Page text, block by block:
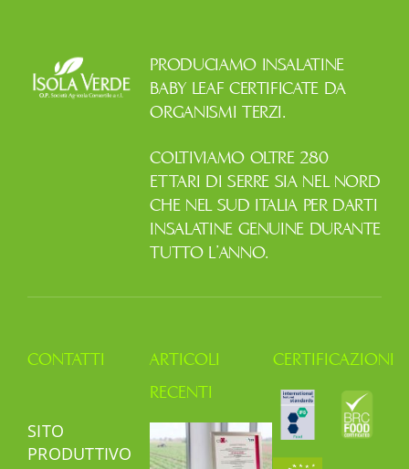
PRODUCIAMO INSALATINE
BABY LEAF CERTIFICATE DA
ORGANISMI TERZI.
COLTIVIAMO OLTRE 280
ETTARI DI SERRE SIA NEL NORD
CHE NEL SUD ITALIA PER DARTI
INSALATINE GENUINE DURANTE
TUTTO L’ANNO.
CONTATTI
SITO
PRODUTTIVO
ARTICOLI
RECENTI
CERTIFICAZIONI